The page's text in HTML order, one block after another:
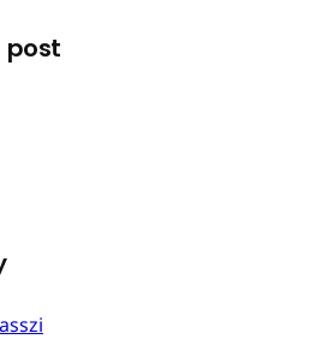
post